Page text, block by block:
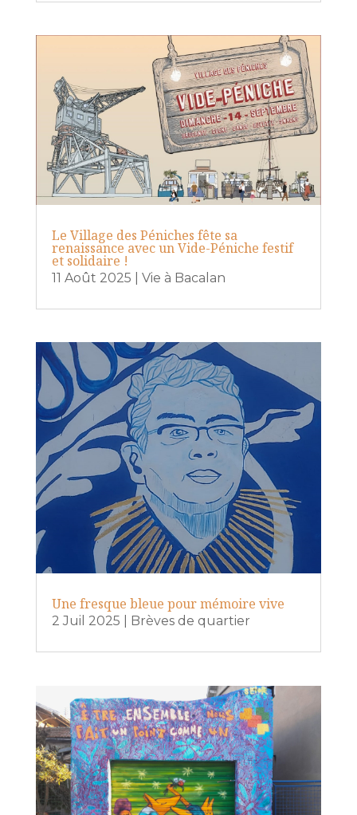
Le Village des Péniches fête sa
renaissance avec un Vide-Péniche festif
et solidaire !
11 Août 2025 Vie à Bacalan
Une fresque bleue pour mémoire vive
2 Juil 2025 Brèves de quartier